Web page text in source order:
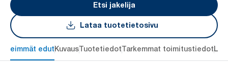
Etsi jakelija
Lataa tuotetietosivu
edutKuvausTuotetiedotTarkemmat toimitustiedot